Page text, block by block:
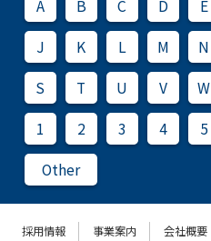
A B C D E
J
K L M N
S
T U V W
1
2 3 4 5
Other
採用情報 事業案内 会社概要